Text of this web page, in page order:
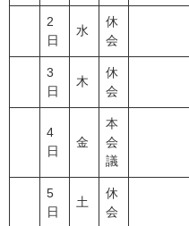
2
日
水
休
会
3
日
木
休
会
4
日
金
本
会
議
5
日
土
休
会